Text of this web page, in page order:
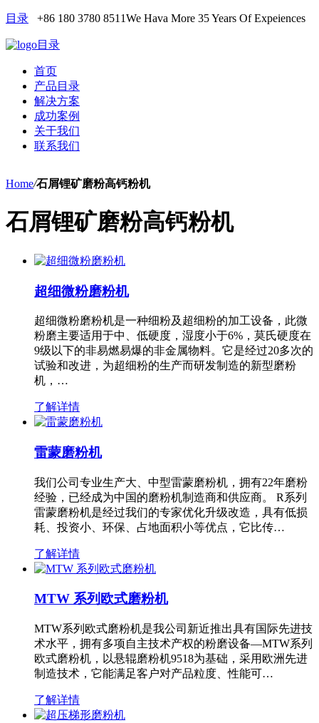
目录 +86 180 3780 8511We Hava More 35 Years Of Expeiences
目录
首页
产品目录
解决方案
成功案例
关于我们
联系我们
Home/石屑锂矿磨粉高钙粉机
石屑锂矿磨粉高钙粉机
超细微粉磨粉机
超细微粉磨粉机是一种细粉及超细粉的加工设备，此微
粉磨主要适用于中、低硬度，湿度小于6%，莫氏硬度在
9级以下的非易燃易爆的非金属物料。它是经过20多次的
试验和改进，为超细粉的生产而研发制造的新型磨粉
机，…
了解详情
雷蒙磨粉机
我们公司专业生产大、中型雷蒙磨粉机，拥有22年磨粉
经验，已经成为中国的磨粉机制造商和供应商。 R系列
雷蒙磨粉机是经过我们的专家优化升级改造，具有低损
耗、投资小、环保、占地面积小等优点，它比传…
了解详情
MTW 系列欧式磨粉机
MTW系列欧式磨粉机是我公司新近推出具有国际先进技
术水平，拥有多项自主技术产权的粉磨设备—MTW系列
欧式磨粉机，以悬辊磨粉机9518为基础，采用欧洲先进
制造技术，它能满足客户对产品粒度、性能可…
了解详情